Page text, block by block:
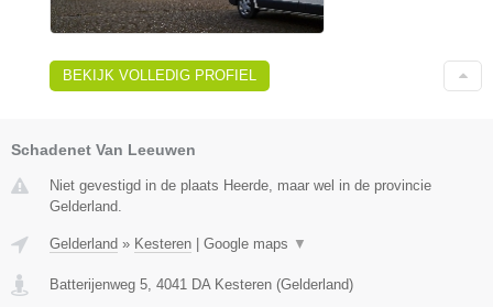
BEKIJK VOLLEDIG PROFIEL
Schadenet Van Leeuwen
Niet gevestigd in de plaats Heerde, maar wel in de provincie
Gelderland.
Gelderland » Kesteren Google maps ▼
Batterijenweg 5 4041 DA Kesteren (Gelderland)